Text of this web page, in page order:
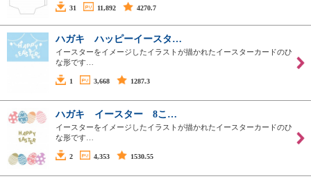
31 11,892 4270.7
ハガキ ハッピーイースタ…
イースターをイメージしたイラストが描かれたイースターカードのひ
な形です…
1 3,668 1287.3
ハガキ イースター 8こ…
イースターをイメージしたイラストが描かれたイースターカードのひ
な形です…
2 4,353 1530.55